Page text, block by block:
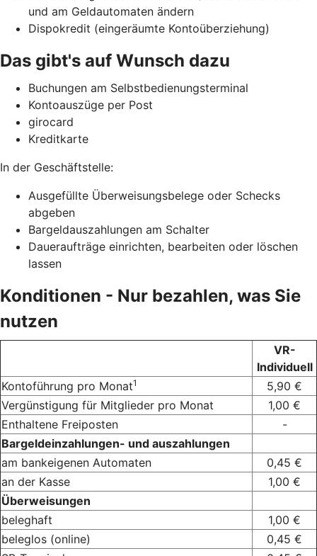
und am Geldautomaten ändern
Dispokredit (eingeräumte Kontoüberziehung)
Das gibt's auf Wunsch dazu
Buchungen am Selbstbedienungsterminal
Kontoauszüge per Post
girocard
Kreditkarte
In der Geschäftstelle:
Ausgefüllte Überweisungsbelege oder Schecks
abgeben
Bargeldauszahlungen am Schalter
Daueraufträge einrichten, bearbeiten oder löschen
lassen
Konditionen - Nur bezahlen, was Sie
nutzen
VR-
Individuell
Kontoführung pro Monat1
5,90 €
Vergünstigung für Mitglieder pro Monat
1,00 €
Enthaltene Freiposten
-
Bargeldeinzahlungen- und auszahlungen
am bankeigenen Automaten
0,45 €
an der Kasse
1,00 €
Überweisungen
beleghaft
1,00 €
beleglos (online)
0,45 €